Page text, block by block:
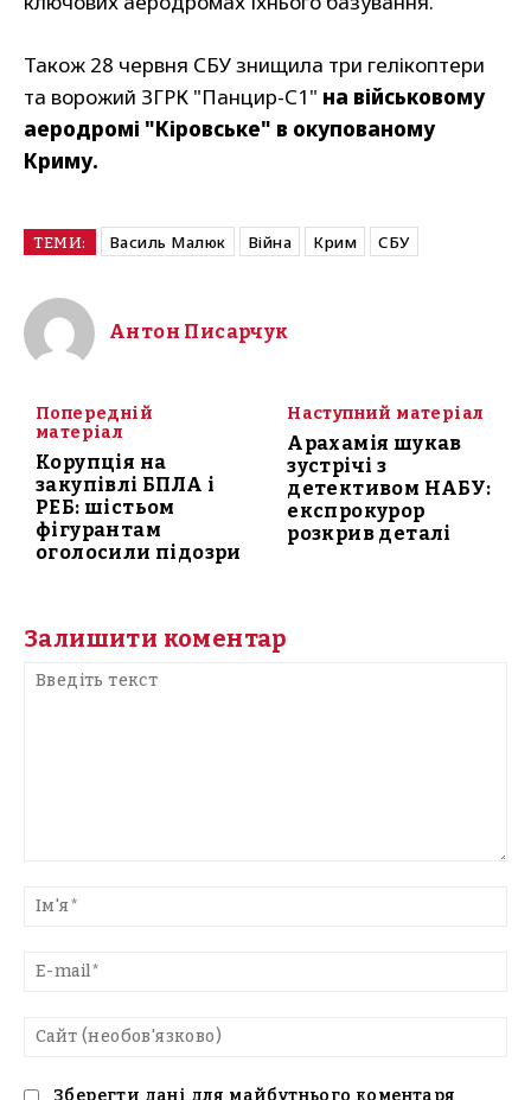
Також 28 червня СБУ знищила три гелікоптери
та ворожий ЗГРК "Панцир-С1" на військовому
аеродромі "Кіровське" в окупованому
Криму.
ТЕМИ: Василь Малюк Війна Крим СБУ
Антон Писарчук
Попередній
матеріал
Корупція на
закупівлі БПЛА і
РЕБ: шістьом
фігурантам
оголосили підозри
Наступний матеріал
Арахамія шукав
зустрічі з
детективом НАБУ:
експрокурор
розкрив деталі
Залишити коментар
текст